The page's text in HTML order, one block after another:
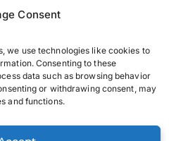
Consent
we use technologies like cookies to
Consenting to these
data such as browsing behavior
or withdrawing consent, may
and functions.